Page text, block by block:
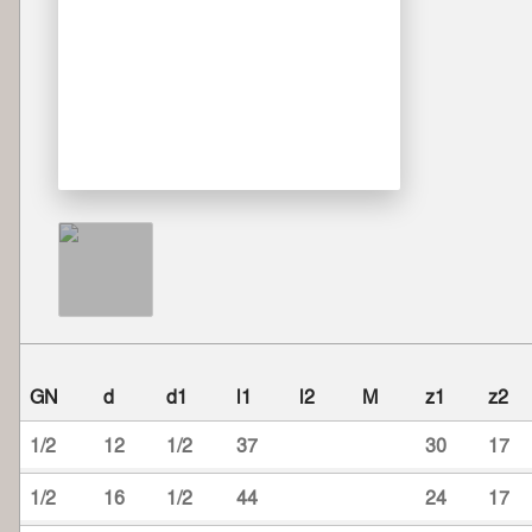
GN d d1 l1 l2 M z1 z2
1/2
12 1/2 37 30 17
1/2
16 1/2 44 24 17